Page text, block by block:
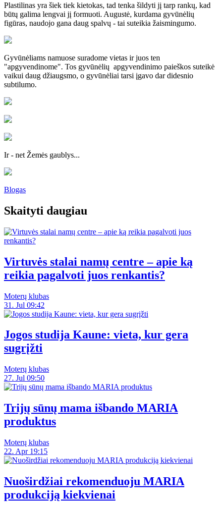
Plastilinas yra šiek tiek kietokas, tad tenka šildyti jį tarp rankų, kad
būtų galima lengvai jį formuoti. Augustė, kurdama gyvūnėlių
figūras, naudojo gana daug spalvų - tai suteikia žaismingumo.
Gyvūnėliams namuose suradome vietas ir juos ten
"apgyvendinome". Tos gyvūnėlių apgyvendinimo paieškos suteikė
vaikui daug džiaugsmo, o gyvūnėliai tarsi įgavo dar didesnio
subtilumo.
Ir - net Žemės gaublys...
Blogas
Skaityti daugiau
Virtuvės stalai namų centre – apie ką
reikia pagalvoti juos renkantis?
Moterų klubas
31. Jul 09:42
Jogos studija Kaune: vieta, kur gera
sugrįžti
Moterų klubas
27. Jul 09:50
Trijų sūnų mama išbando MARIA
produktus
Moterų klubas
22. Apr 19:15
Nuoširdžiai rekomenduoju MARIA
produkciją kiekvienai